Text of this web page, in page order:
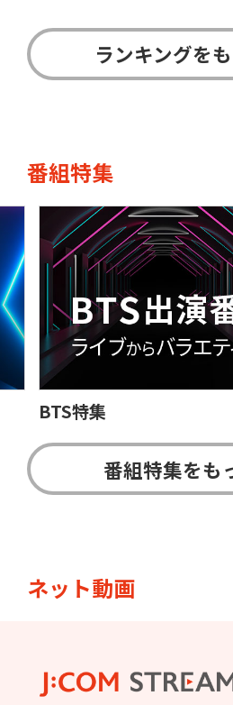
ランキングを
番組特集
BTS特集
番組特集をも
ネット動画